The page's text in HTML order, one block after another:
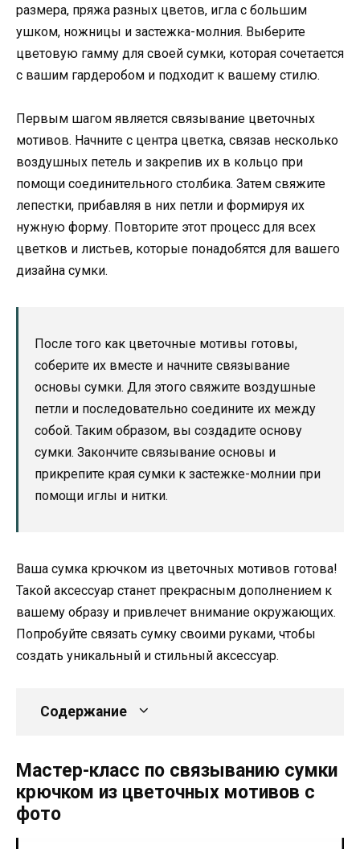
размера, пряжа разных цветов, игла с большим
ушком, ножницы и застежка-молния. Выберите
цветовую гамму для своей сумки, которая сочетается
с вашим гардеробом и подходит к вашему стилю.
Первым шагом является связывание цветочных
мотивов. Начните с центра цветка, связав несколько
воздушных петель и закрепив их в кольцо при
помощи соединительного столбика. Затем свяжите
лепестки, прибавляя в них петли и формируя их
нужную форму. Повторите этот процесс для всех
цветков и листьев, которые понадобятся для вашего
дизайна сумки.
После того как цветочные мотивы готовы,
соберите их вместе и начните связывание
основы сумки. Для этого свяжите воздушные
петли и последовательно соедините их между
собой. Таким образом, вы создадите основу
сумки. Закончите связывание основы и
прикрепите края сумки к застежке-молнии при
помощи иглы и нитки.
Ваша сумка крючком из цветочных мотивов готова!
Такой аксессуар станет прекрасным дополнением к
вашему образу и привлечет внимание окружающих.
Попробуйте связать сумку своими руками, чтобы
создать уникальный и стильный аксессуар.
Содержание
Мастер-класс по связыванию сумки
крючком из цветочных мотивов с
фото